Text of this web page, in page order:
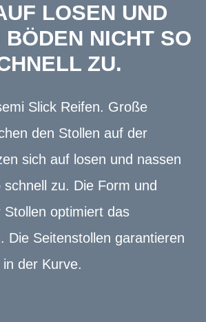
LOSEN UND N
NICHT SO S
ZU.
Slick Reifen. Große
den Stollen auf der
sich auf losen und nassen
zu. Die Form und
optimiert das
Die Seitenstollen garantieren
der Kurve.